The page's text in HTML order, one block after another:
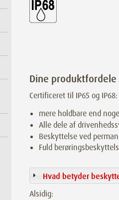
Dine produktfordele
Certificeret til IP65 og IP68:
mere holdbare end
Alle dele af
Beskyttelse ved
Fuld
Hvad betyder
Alsidig: